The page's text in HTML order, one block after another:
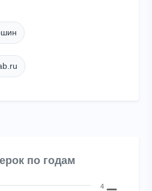
по годам
4